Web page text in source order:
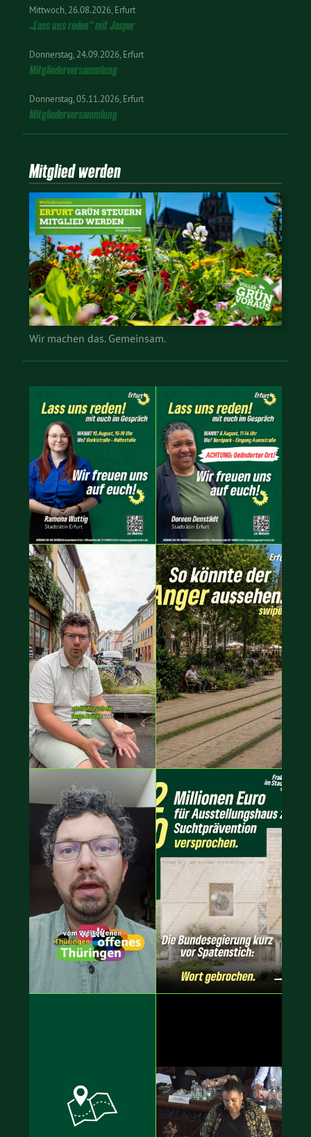
Mittwoch 26.08.2026 Erfurt
„Lass uns reden“ mit Jasper
Donnerstag 24.09.2026 Erfurt
Mitgliederversammlung
Donnerstag 05.11.2026 Erfurt
Mitgliederversammlung
Mitglied werden
Wir machen das. Gemeinsam.